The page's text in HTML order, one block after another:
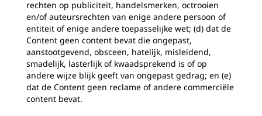
rechten op publiciteit, handelsmerken, octrooien
en/of auteursrechten van enige andere persoon of
entiteit of enige andere toepasselijke wet; (d) dat de
Content geen content bevat die ongepast,
aanstootgevend, obsceen, hatelijk, misleidend,
smadelijk, lasterlijk of kwaadsprekend is of op
andere wijze blijk geeft van ongepast gedrag; en (e)
dat de Content geen reclame of andere commerciële
content bevat.